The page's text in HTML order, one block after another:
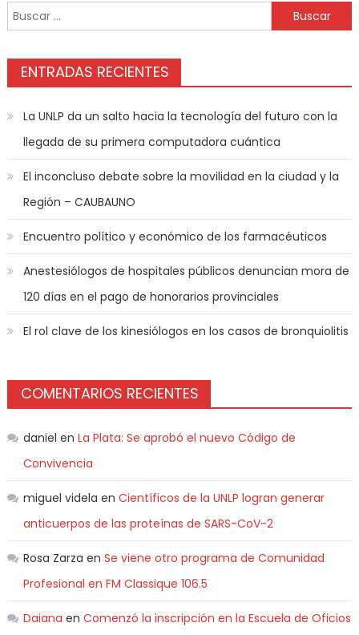
ENTRADAS RECIENTES
La UNLP da un salto hacia la tecnología del futuro con la
llegada de su primera computadora cuántica
El inconcluso debate sobre la movilidad en la ciudad y la
Región – CAUBAUNO
Encuentro político y económico de los farmacéuticos
Anestesiólogos de hospitales públicos denuncian mora de
120 días en el pago de honorarios provinciales
El rol clave de los kinesiólogos en los casos de bronquiolitis
COMENTARIOS RECIENTES
daniel en La Plata: Se aprobó el nuevo Código de
Convivencia
miguel videla en Científicos de la UNLP logran generar
anticuerpos de las proteínas de SARS-CoV-2
Rosa Zarza en Se viene otro programa de Comunidad
Profesional en FM Classique 106.5
Daiana en Comenzó la inscripción en la Escuela de Oficios